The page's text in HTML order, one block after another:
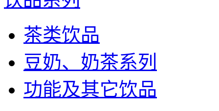
茶类饮品
豆奶、奶茶系列
功能及其它饮品